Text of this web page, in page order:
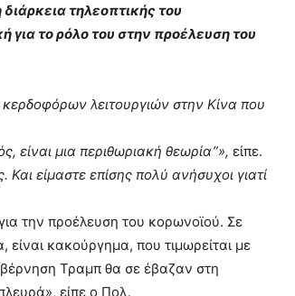
τηλεοπτικής του
το ρόλο του στην προέλευση του
λειτουργιών στην Κίνα που
είναι μια περιθωριακή θεωρία”», είπε.
Και είμαστε επίσης πολύ ανήσυχοι γιατί
την προέλευση του κορωνοϊού. Σε
κακούργημα, που τιμωρείται με
Τραμπ θα σε έβαζαν στη
είπε ο Πολ.